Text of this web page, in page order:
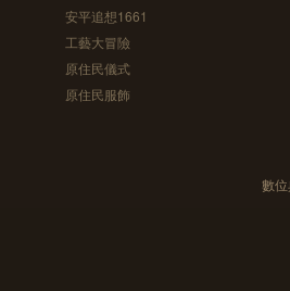
安平追想1661
工藝大冒險
原住民儀式
原住民服飾
數